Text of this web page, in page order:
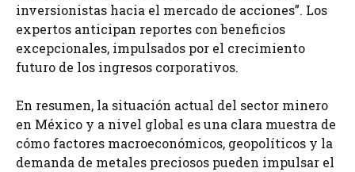
inversionistas hacia el mercado de acciones”. Los
expertos anticipan reportes con beneficios
excepcionales, impulsados por el crecimiento
futuro de los ingresos corporativos.
En resumen, la situación actual del sector minero
en México y a nivel global es una clara muestra de
cómo factores macroeconómicos, geopolíticos y la
demanda de metales preciosos pueden impulsar el